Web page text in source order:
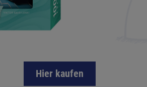
Hier kaufen